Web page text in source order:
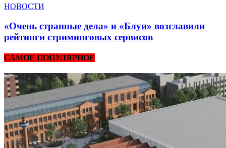
НОВОСТИ
«Очень странные дела» и «Блуи» возглавили
рейтинги стриминговых сервисов
САМОЕ ПОПУЛЯРНОЕ